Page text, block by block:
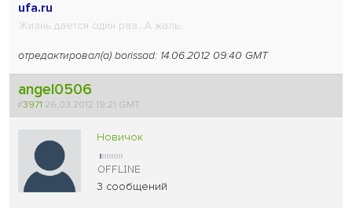
ufa.ru
Жизнь дается один раз...А жаль.
отредактировал(а) borissad: 14.06.2012 09:40 GMT
angel0506
#3971 26.03.2012 19:21 GMT
Новичок
3 сообщений